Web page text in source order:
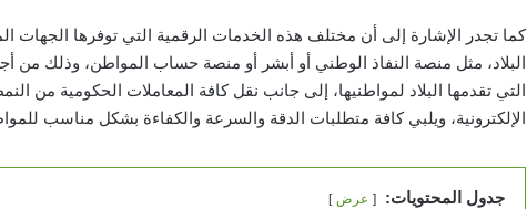
كما تجدر الإشارة إلى أن مختلف هذه الخدمات الرقمية التي توفرها الجهات
البلاد، مثل منصة النفاذ الوطني أو أبشر أو منصة حساب المواطن، وذلك من
التي تقدمها البلاد لمواطنيها، إلى جانب نقل كافة المعاملات الحكومية
الإلكترونية، ويلبي كافة متطلبات الدقة والسرعة والكفاءة بشكل مناسب
جدول المحتويات: عرض